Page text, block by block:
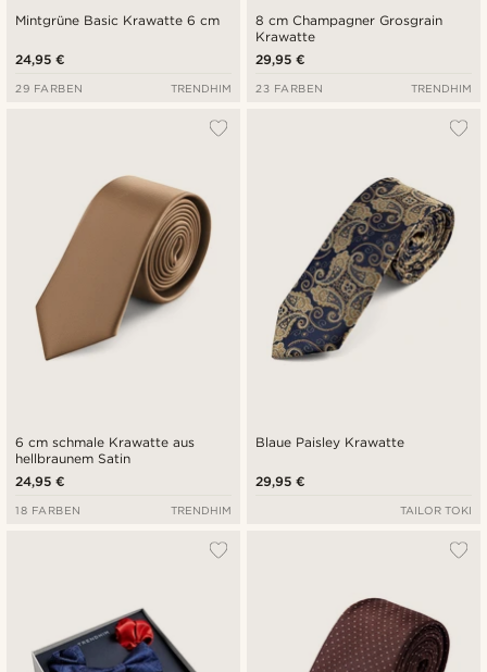
Mintgrüne Basic Krawatte 6 cm
24,95 €
29 FARBEN TRENDHIM
8 cm Champagner Grosgrain
Krawatte
29,95 €
23 FARBEN TRENDHIM
6 cm schmale Krawatte aus
hellbraunem Satin
24,95 €
18 FARBEN TRENDHIM
Blaue Paisley Krawatte
29,95 €
TAILOR TOKI